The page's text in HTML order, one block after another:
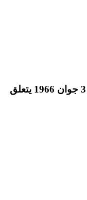
قانون عدد 48 لسنة 1966 مؤرخ في 3 جوان 1966 يتعلق